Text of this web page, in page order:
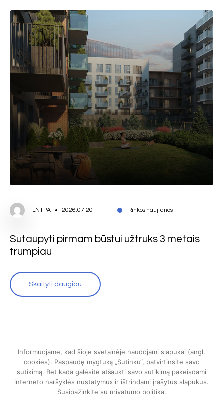
LNTPA 2026.07.20 Rinkos naujienos
Sutaupyti pirmam būstui užtruks 3 metais
trumpiau
Skaityti daugiau
Lietuvos nekilnojamojo turto plėtros asociacija © 2024
Informuojame, kad šioje svetainėje naudojami slapukai (angl.
cookies). Paspaudę mygtuką „Sutinku“, patvirtinsite savo
sutikimą. Bet kada galėsite atšaukti savo sutikimą pakeisdami
interneto naršyklės nustatymus ir ištrindami įrašytus slapukus.
Susipažinkite su privatumo politika.